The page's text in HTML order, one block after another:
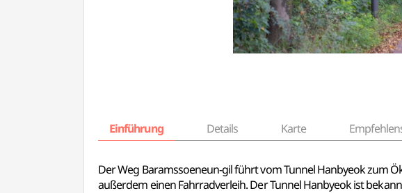
Einführung Details Karte
Der Weg Baramssoeneun-gil führt vom Tunnel Hanbyeok zum
außerdem einen Fahrradverleih. Der Tunnel Hanbyeok ist